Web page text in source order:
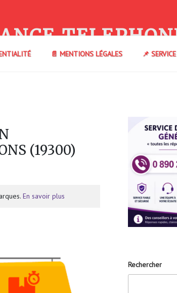
📄 MENTIONS LÉGALES 📌
(19300)
En savoir plus
Rechercher